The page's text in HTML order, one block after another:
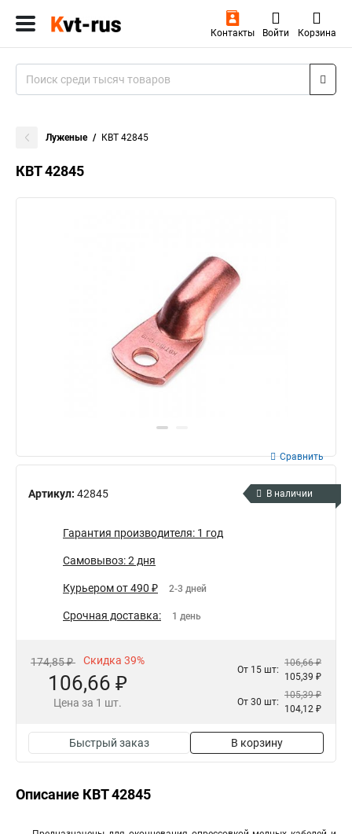
Контакты Войти Корзина
Луженые КВТ 42845
КВТ 42845
Артикул: 42845
Сравнить
В наличии
Гарантия производителя: 1 год
Самовывоз: 2 дня
Курьером от 490 ₽ 2-3 дней
Срочная доставка: 1 день
174,85 ₽ Скидка 39%
106,66 ₽
Цена за 1 шт.
От 15 шт:
106,66 ₽
105,39 ₽
От 30 шт:
105,39 ₽
104,12 ₽
Быстрый заказ В корзину
Описание КВТ 42845